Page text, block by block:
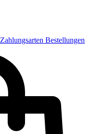
Zahlungsarten Bestellungen